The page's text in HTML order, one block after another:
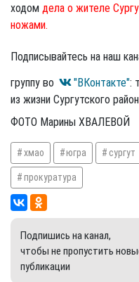
ходом дела о жителе
ножами.
Подписывайтесь на наш
группу во
"ВКонтакте":
из жизни Сургутского
ФОТО Марины ХВАЛЕВОЙ
хмао югра сургут
прокуратура
Подпишись на канал,
чтобы не пропустить
публикации